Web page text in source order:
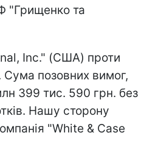
"Грищенко та
Inc." (США) проти
позовних вимог,
399 тис. 590 грн. без
Нашу сторону
"White & Case